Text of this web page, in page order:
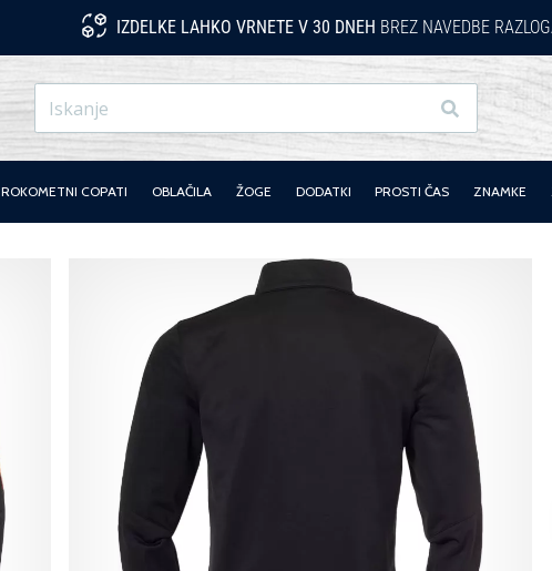
IZDELKE LAHKO VRNETE V 30 DNEH BREZ NAVEDBE
Iskanje
ROKOMETNI COPATI OBLAČILA ŽOGE DODATKI PROSTI ČAS ZNAMKE